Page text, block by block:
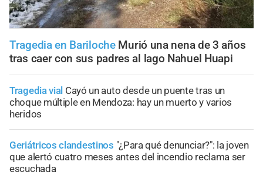
Tragedia en Bariloche Murió una nena de 3 años
tras caer con sus padres al lago Nahuel Huapi
Tragedia vial Cayó un auto desde un puente tras un
choque múltiple en Mendoza: hay un muerto y varios
heridos
Geriátricos clandestinos "¿Para qué denunciar?": la joven
que alertó cuatro meses antes del incendio reclama ser
escuchada